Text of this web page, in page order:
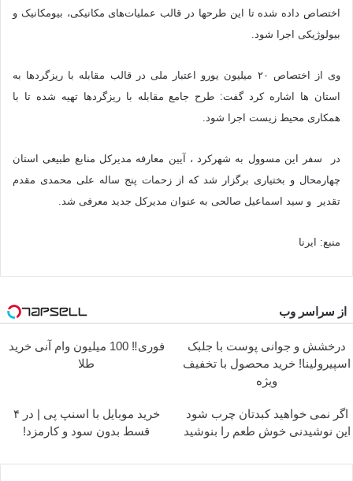
اختصاص داده شده تا این طرحها در قالب عملیات‌های مکانیکی، بیومکانیک و
بیولوژیکی اجرا شود.
وی از اختصاص ۲۰ میلیون یورو اعتبار ملی در قالب مقابله با ریزگردها به
استان ها اشاره کرد گفت: طرح جامع مقابله با ریزگردها تهیه شده تا با
همکاری محیط زیست اجرا شود.
در سفر این مسوول به شهرکرد ، آیین معارفه مدیرکل منابع طبیعی استان
چهارمحال و بختیاری برگزار شد که از زحمات پنج ساله علی محمدی مقدم
تقدیر و سید اسماعیل صالحی به عنوان مدیرکل جدید معرفی شد.
منبع: ایرنا
از سراسر وب
درخشش و جوانی پوست با جلبک
اسپیرولینا! خرید محصول با تخفیف
ویژه
فوری‼️ 100 میلیون وام آنی خرید
طلا
اگر نمی خواهید کبدتان چرب شود
این نوشیدنی خوش طعم را بنوشید
خرید موبایل با اسنپ پی | در ۴
قسط بدون سود و کارمزد!